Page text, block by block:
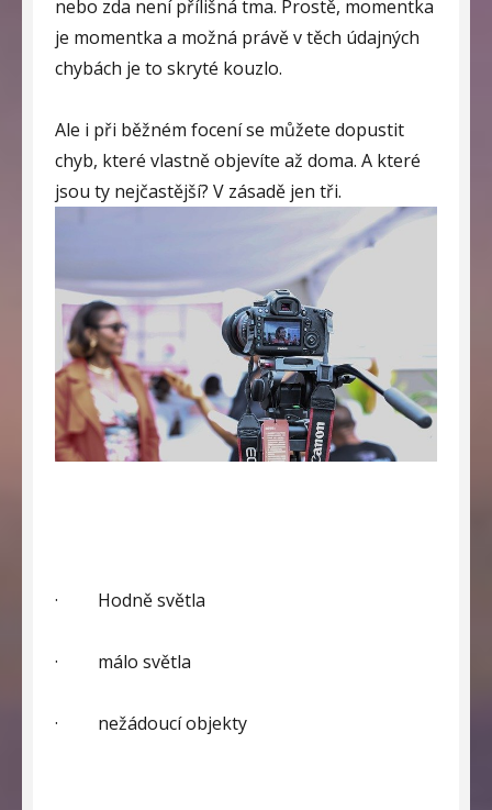
nebo zda není přílišná tma. Prostě, momentka
je momentka a možná právě v těch údajných
chybách je to skryté kouzlo.
Ale i při běžném focení se můžete dopustit
chyb, které vlastně objevíte až doma. A které
jsou ty nejčastější? V zásadě jen tři.
· Hodně světla
· málo světla
· nežádoucí objekty